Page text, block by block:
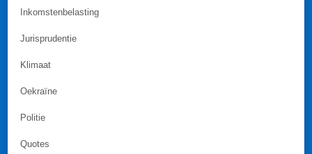
Inkomstenbelasting
Jurisprudentie
Klimaat
Oekraïne
Politie
Quotes